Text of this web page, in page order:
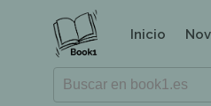
Inicio